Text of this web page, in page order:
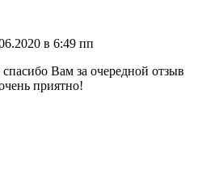
в 6:49 пп
Вам за очередной отзыв
приятно!